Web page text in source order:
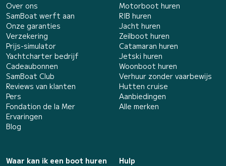
Over ons
SamBoat werft aan
Onze garanties
Verzekering
Prijs-simulator
Yachtcharter bedrijf
Cadeaubonnen
SamBoat Club
Reviews van klanten
Pers
Fondation de la Mer
Ervaringen
Blog
Motorboot huren
RIB huren
Jacht huren
Zeilboot huren
Catamaran huren
Jetski huren
Woonboot huren
Verhuur zonder vaarbewijs
Hutten cruise
Aanbiedingen
Alle merken
Waar kan ik een boot huren
Hulp